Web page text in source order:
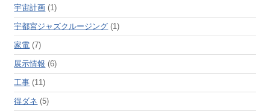
宇宙計画 (1)
宇都宮ジャズクルージング (1)
家電 (7)
展示情報 (6)
工事 (11)
得ダネ (5)